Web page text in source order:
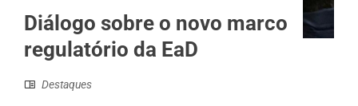
Diálogo sobre o novo marco
regulatório da EaD
Destaques